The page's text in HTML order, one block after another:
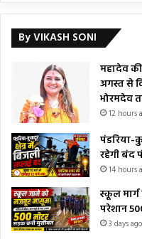
By VIKASH SONI
महादेव
अगस्त से
भोरमदेव
12 hours
पंडरिया-
रहेगी बंद
14 hours
स्कूल मार्ग
परेशान
3 days ago